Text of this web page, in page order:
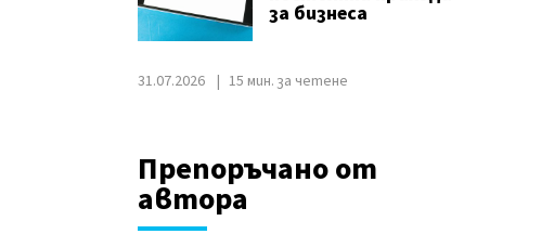
за бизнеса
31.07.2026 15 мин. за четене
Препоръчано от
автора